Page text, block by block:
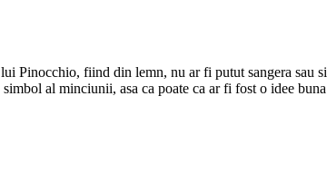
Pinocchio, fiind din lemn, nu ar fi putut sangera sau
al minciunii, asa ca poate ca ar fi fost o idee